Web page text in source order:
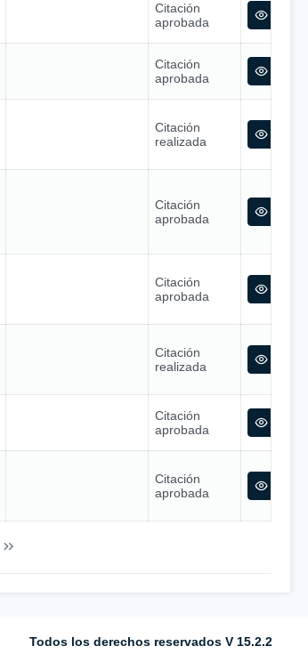
Citación
aprobada
Citación
aprobada
Citación
realizada
Citación
aprobada
Citación
aprobada
Citación
realizada
Citación
aprobada
Citación
aprobada
Todos los derechos reservados V 15.2.2